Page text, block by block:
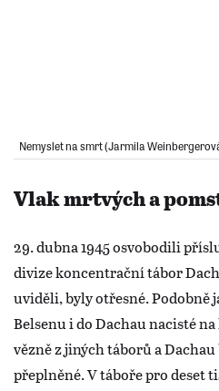
Nemyslet na smrt (Jarmila
Vlak mrtvých a
29. dubna 1945 osvobodili
divize koncentrační tábor
uviděli, byly otřesné. Podobně
Belsenu i do Dachau nacisté
vězně z jiných táborů a
přeplněné. V táboře pro deset